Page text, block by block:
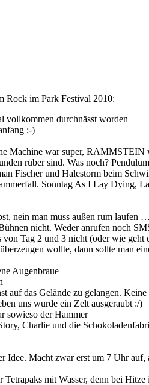
Rock im Park Festival 2010:
vollkommen durchnässt worden
;-)
Machine war super,
rüber sind. Was noch?
Fischer und Halestorm beim
Sonntag As I Lay Dying,
nein man muss außen rum
nicht. Weder anrufen noch
von Tag 2 und 3 nicht (oder wie
wollte, dann sollte man
Augenbraue
auf das Gelände zu gelangen.
uns wurde ein Zelt ausgeraubt :/)
sowieso der Hammer
Charlie und die
Idee. Macht zwar erst um 7 Uhr
mit Wasser, denn bei